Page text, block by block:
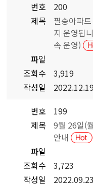
번호
200
제목
필승아파
지 운영됩
속 운영)
파일
조회수
3,919
작성일
번호
199
제목
9월 26일(
안내
파일
조회수
3,723
작성일
2022.09.23